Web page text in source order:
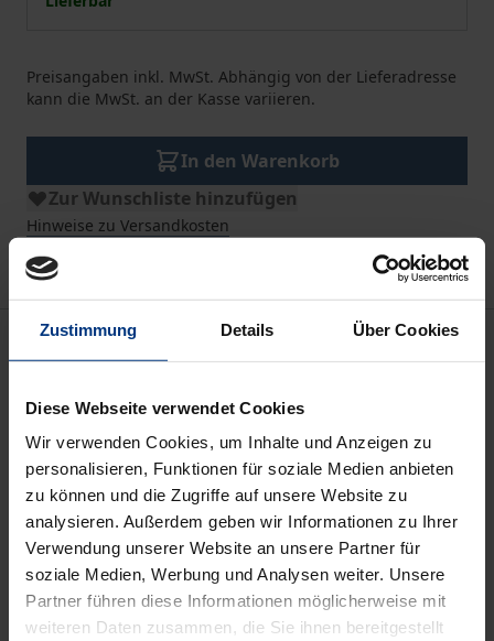
Zustimmung Details Über Cookies
Diese Webseite verwendet Cookies
Wir verwenden Cookies, um Inhalte und Anzeigen zu
personalisieren, Funktionen für soziale Medien anbieten
zu können und die Zugriffe auf unsere Website zu
analysieren. Außerdem geben wir Informationen zu Ihrer
Verwendung unserer Website an unsere Partner für
soziale Medien, Werbung und Analysen weiter. Unsere
Partner führen diese Informationen möglicherweise mit
weiteren Daten zusammen, die Sie ihnen bereitgestellt
Preisangaben inkl. MwSt. Abhängig von der Lieferadresse
kann die MwSt. an der Kasse variieren.
In den Warenkorb
Zur Wunschliste hinzufügen
Hinweise zu Versandkosten
Beschreibung
Mit dem Inkrafttreten des ZGB der VR China (2021)
vollendete China die Kodifizierung des Zivilrechts,
die es mit der Ausarbeitung seiner ersten
Zivilrechtskodifikation (ZGE) zur späten Kaiserzeit
(1911) eingeleitet hatte. Auf der Grundlage der
weltweit ersten, sowohl von dem Qing-Gesetzgeber
als auch von dem Autor kommentierten,
vollständigen deutsch- und gleichzeitig